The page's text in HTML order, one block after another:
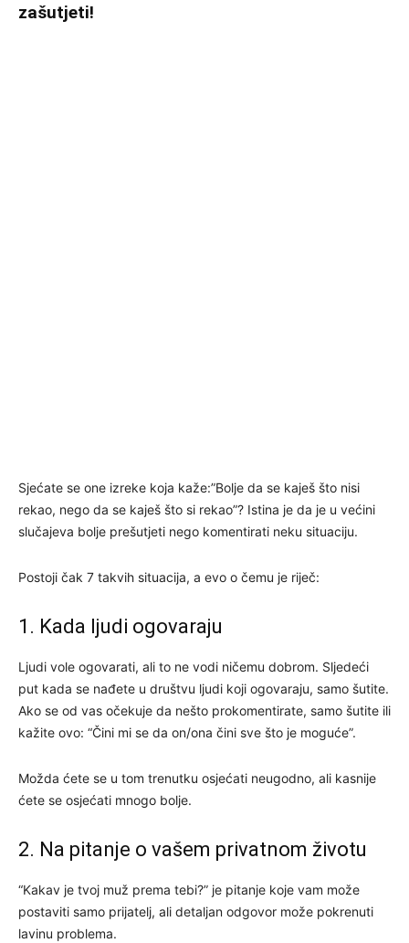
zašutjeti!
Sjećate se one izreke koja kaže:”Bolje da se kaješ što nisi
rekao, nego da se kaješ što si rekao”? Istina je da je u većini
slučajeva bolje prešutjeti nego komentirati neku situaciju.
Postoji čak 7 takvih situacija, a evo o čemu je riječ:
1. Kada ljudi ogovaraju
Ljudi vole ogovarati, ali to ne vodi ničemu dobrom. Sljedeći
put kada se nađete u društvu ljudi koji ogovaraju, samo šutite.
Ako se od vas očekuje da nešto prokomentirate, samo šutite ili
kažite ovo: “Čini mi se da on/ona čini sve što je moguće”.
Možda ćete se u tom trenutku osjećati neugodno, ali kasnije
ćete se osjećati mnogo bolje.
2. Na pitanje o vašem privatnom životu
“Kakav je tvoj muž prema tebi?” je pitanje koje vam može
postaviti samo prijatelj, ali detaljan odgovor može pokrenuti
lavinu problema.